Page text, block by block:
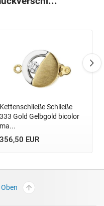
Kettenschließe Schließe
333 Gold Gelbgold bicolor
ma...
356,50 EUR